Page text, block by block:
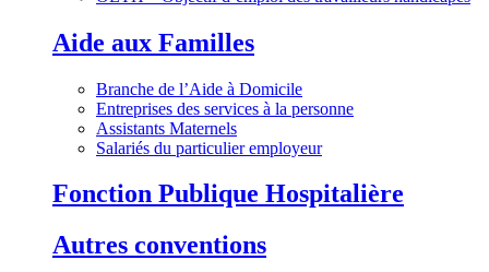
Aide aux Familles
Branche de l’Aide à Domicile
Entreprises des services à la personne
Assistants Maternels
Salariés du particulier employeur
Fonction Publique Hospitalière
Autres conventions